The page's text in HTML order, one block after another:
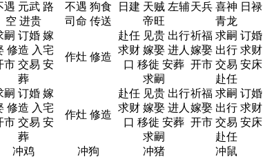
遇 元武 路
空 进贵
不遇 狗食
司命 传送
日建 天贼 左辅
帝旺
天兵 喜神 日禄
青龙
嗣 订婚 嫁
修造 入宅
市 交易 安
葬
作灶 修造
赴任 见贵 出行
求财 嫁娶 进人
口 移徙 安葬
求嗣
祈福 求嗣 订婚
嫁娶 出行 求财
开市 交易 安床
赴任
嗣 订婚 嫁
修造 入宅
市 交易 安
葬
作灶 修造
赴任 见贵 出行
求财 嫁娶 进人
口 移徙 安葬
求嗣
祈福 求嗣 订婚
嫁娶 出行 求财
开市 交易 安床
赴任
冲鸡 冲狗 冲猪 冲鼠